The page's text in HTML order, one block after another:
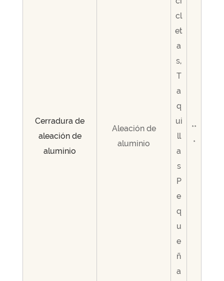
Cerradura de
aleación de
aluminio
Aleación de
aluminio
cl
et
a
s,
T
a
q
ui
ll
a
s
P
e
q
u
e
ñ
a
**
*